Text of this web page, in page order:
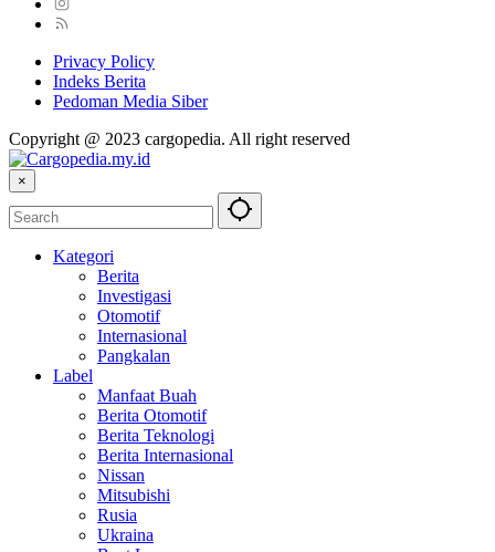
Privacy Policy
Indeks Berita
Pedoman Media Siber
Copyright @ 2023 cargopedia. All right reserved
×
Kategori
Berita
Investigasi
Otomotif
Internasional
Pangkalan
Label
Manfaat Buah
Berita Otomotif
Berita Teknologi
Berita Internasional
Nissan
Mitsubishi
Rusia
Ukraina